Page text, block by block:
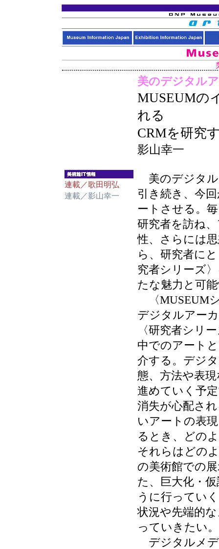
美のデジタル
MUSEUMの
れる
CRMを研究
影山幸一
連載／歌田明弘
連載／影山幸一
美のデジタル
引き続き、今
ートさせる。
研究者を訪ね
性、さらには
ら、研究者に
究者シリーズ
たな魅力と可
〈MUSEUM
デジタルアー
〈研究者シリ
中でのアート
介する。デジ
態、方法や表
進めていく予
消失が心配さ
いアートの表
るとき、どの
それらはどの
の美術館での
た、巨大化・
うに行ってい
状況や先端的
っていきたい。
デジタルメデ